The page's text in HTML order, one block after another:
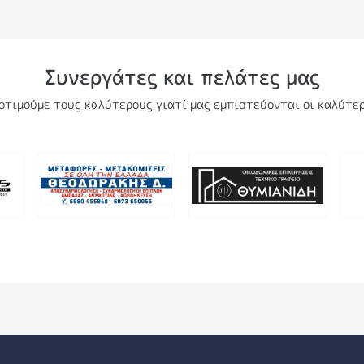
Συνεργάτες και πελάτες μας
τους καλύτερους γιατί μας εμπιστεύονται οι